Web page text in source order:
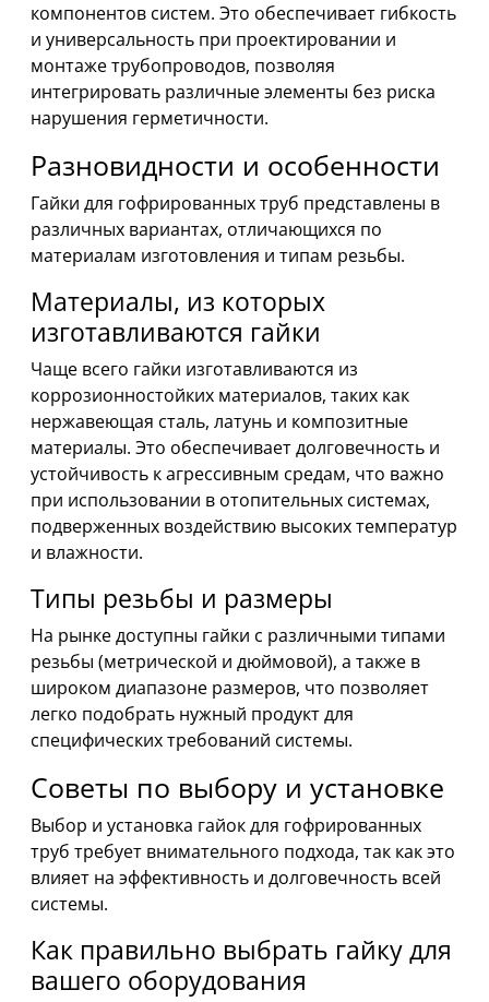
компонентов систем. Это обеспечивает гибкость
и универсальность при проектировании и
монтаже трубопроводов, позволяя
интегрировать различные элементы без риска
нарушения герметичности.
Разновидности и особенности
Гайки для гофрированных труб представлены в
различных вариантах, отличающихся по
материалам изготовления и типам резьбы.
Материалы, из которых
изготавливаются гайки
Чаще всего гайки изготавливаются из
коррозионностойких материалов, таких как
нержавеющая сталь, латунь и композитные
материалы. Это обеспечивает долговечность и
устойчивость к агрессивным средам, что важно
при использовании в отопительных системах,
подверженных воздействию высоких температур
и влажности.
Типы резьбы и размеры
На рынке доступны гайки с различными типами
резьбы (метрической и дюймовой), а также в
широком диапазоне размеров, что позволяет
легко подобрать нужный продукт для
специфических требований системы.
Советы по выбору и установке
Выбор и установка гайок для гофрированных
труб требует внимательного подхода, так как это
влияет на эффективность и долговечность всей
системы.
Как правильно выбрать гайку для
вашего оборудования